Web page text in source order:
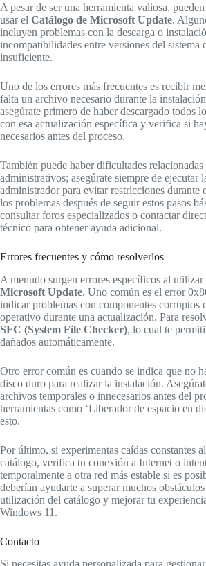
A pesar de ser una herramienta valiosa,
usar el Catálogo de Microsoft Update.
incluyen problemas con la descarga o
incompatibilidades entre versiones del sistema
insuficiente.
Uno de los errores más frecuentes es recibir
falta un archivo necesario durante la
asegúrate primero de haber descargado todos
con esa actualización específica y verifica si
necesarios antes del proceso.
También puede haber dificultades
administrativos; asegúrate siempre de ejecutar
administrador para evitar restricciones durante
los problemas después de seguir estos pasos
consultar foros especializados o contactar
técnico para obtener ayuda adicional.
Errores frecuentes y cómo resolverlos
A menudo surgen errores específicos al utilizar
Microsoft Update. Uno común es el error
indicar problemas con componentes corruptos
operativo durante una actualización. Para
SFC (System File Checker), lo cual te
dañados automáticamente.
Otro error común es cuando se indica que no
disco duro para realizar la instalación.
archivos temporales o innecesarios antes del
herramientas como ‘Liberador de espacio en
esto.
Por último, si experimentas caídas constantes
catálogo, verifica tu conexión a Internet o
temporalmente a otra red más estable si es
deberían ayudarte a superar muchos
utilización del catálogo y mejorar tu
Windows 11.
Contacto